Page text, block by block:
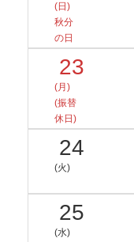
(日)
秋分
の日
23
(月)
(振替
休日)
24
(火)
25
(水)